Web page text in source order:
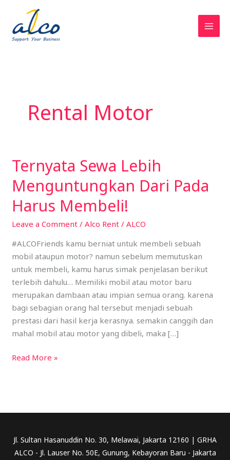
content
Rental Motor
Ternyata Sewa Lebih
Menguntungkan Dari Pada
Harus Membeli!
Leave a Comment /Alco Rent /ALCO
#ALCOFriends kamu berniat untuk membeli sebuah
mobil ataupun motor? namun sebelum memutuskan
untuk membeli, kamu harus simak penjelasan berikut
terlebih dahulu… Memiliki mobil atau motor baru
merupakan dambaan atau impian semua orang. karena
bagi sebagian orang hal tersebut menjadi sebuah
prestasi dari hasil kerja kerasnya. semakin canggih dan
mahal mobil atau motor yang dibeli, maka […]
Ternyata
Sewa
Lebih
Menguntungkan
Dari
Pada
Read More »
Jl. Sultan Hasanuddin No. 30, Melawai, Jakarta 12160 | GRHA
ALCO - Jl. Lauser No. 50E, Gunung, Kebayoran Baru - Jakarta